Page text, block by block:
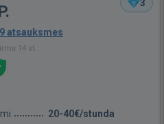
3
atsauksmes
14 st.
20-40€/stunda